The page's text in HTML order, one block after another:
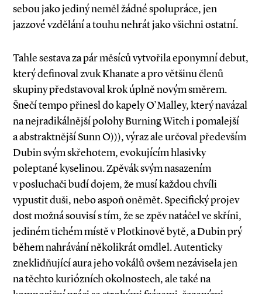
sebou jako jediný neměl žádné spolupráce, jen
jazzové vzdělání a touhu nehrát jako všichni ostatní.
Tahle sestava za pár měsíců vytvořila eponymní debut,
který definoval zvuk Khanate a pro většinu členů
skupiny představoval krok úplně novým směrem.
Šnečí tempo přinesl do kapely O’Malley, který navázal
na nejradikálnější polohy Burning Witch i pomalejší
a abstraktnější Sunn O))), výraz ale určoval především
Dubin svým skřehotem, evokujícím hlasivky
poleptané kyselinou. Zpěvák svým nasazením
v posluchači budí dojem, že musí každou chvíli
vypustit duši, nebo aspoň oněmět. Specifický projev
dost možná souvisí s tím, že se zpěv natáčel ve skříni,
jediném tichém místě v Plotkinově bytě, a Dubin prý
během nahrávání několikrát omdlel. Autenticky
zneklidňující aura jeho vokálů ovšem nezávisela jen
na těchto kuriózních okolnostech, ale také na